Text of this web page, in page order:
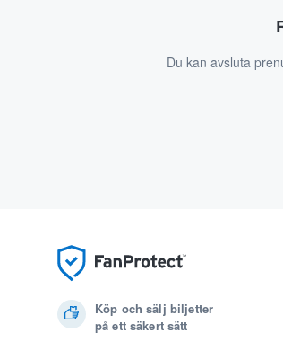
Du kan avsluta
Köp och sälj biljetter
på ett säkert sätt